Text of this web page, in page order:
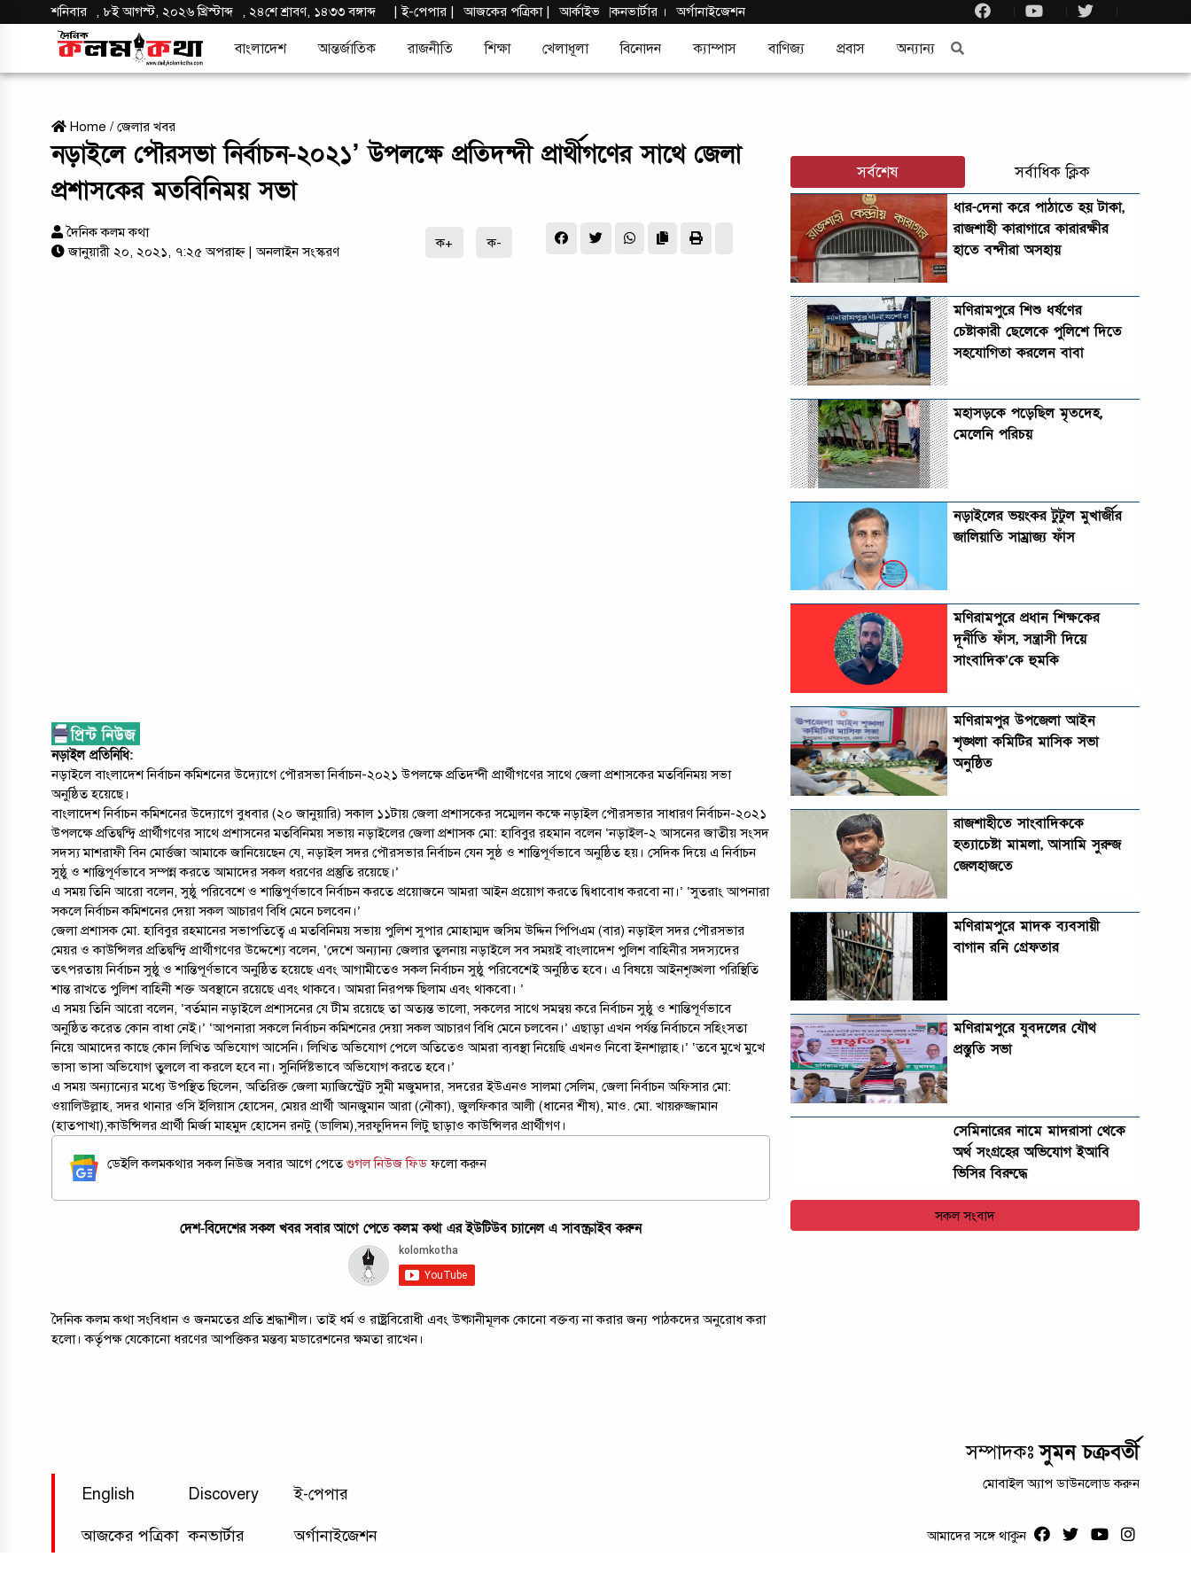
শনিবার , ৮ই আগস্ট, ২০২৬ খ্রিস্টাব্দ ,২৪শে শ্রাবণ, ১৪৩৩ বঙ্গাব্দ |ই-পেপার | আজকের পত্রিকা | আর্কাইভ |কনভার্টার । অর্গানাইজেশন
বাংলাদেশ আন্তর্জাতিক রাজনীতি শিক্ষা খেলাধূলা বিনোদন ক্যাম্পাস বাণিজ্য প্রবাস অন্যান্য
Home /জেলার খবর
নড়াইলে পৌরসভা নির্বাচন-২০২১’ উপলক্ষে প্রতিদন্দী প্রার্থীগণের সাথে জেলা
প্রশাসকের মতবিনিময় সভা
দৈনিক কলম কথা
জানুয়ারী ২০, ২০২১, ৭:২৫ অপরাহ্ন | অনলাইন সংস্করণ
ক+ ক-
নড়াইল প্রতিনিধি:
নড়াইলে বাংলাদেশ নির্বাচন কমিশনের উদ্যোগে পৌরসভা নির্বাচন-২০২১ উপলক্ষে প্রতিদ্ন্দী প্রার্থীগণের সাথে জেলা প্রশাসকের মতবিনিময় সভা
অনুষ্ঠিত হয়েছে।
বাংলাদেশ নির্বাচন কমিশনের উদ্যোগে বুধবার (২০ জানুয়ারি) সকাল ১১টায় জেলা প্রশাসকের সম্মেলন কক্ষে নড়াইল পৌরসভার সাধারণ নির্বাচন-২০২১
উপলক্ষে প্রতিদ্বন্দ্বি প্রার্থীগণের সাথে প্রশাসনের মতবিনিময় সভায় নড়াইলের জেলা প্রশাসক মো: হাবিবুর রহমান বলেন ‘নড়াইল-২ আসনের জাতীয় সংসদ
সদস্য মাশরাফী বিন মোর্ত্তজা আমাকে জানিয়েছেন যে, নড়াইল সদর পৌরসভার নির্বাচন যেন সুষ্ঠ ও শান্তিপূর্ণভাবে অনুষ্ঠিত হয়। সেদিক দিয়ে এ নির্বাচন
সুষ্ঠু ও শান্তিপূর্ণভাবে সম্পন্ন করতে আমাদের সকল ধরণের প্রস্তুতি রয়েছে।’
এ সময় তিনি আরো বলেন, সুষ্ঠু পরিবেশে ও শান্তিপূর্ণভাবে নির্বাচন করতে প্রয়োজনে আমরা আইন প্রয়োগ করতে দ্বিধাবোধ করবো না।’ ‘সুতরাং আপনারা
সকলে নির্বাচন কমিশনের দেয়া সকল আচারণ বিধি মেনে চলবেন।’
জেলা প্রশাসক মো. হাবিবুর রহমানের সভাপতিত্বে এ মতবিনিময় সভায় পুলিশ সুপার মোহাম্মদ জসিম উদ্দিন পিপিএম (বার) নড়াইল সদর পৌরসভার
মেয়র ও কাউন্সিলর প্রতিদ্বন্দ্বি প্রার্থীগণের উদ্দেশ্যে বলেন, ‘দেশে অন্যান্য জেলার তুলনায় নড়াইলে সব সময়ই বাংলাদেশ পুলিশ বাহিনীর সদস্যদের
তৎপরতায় নির্বাচন সুষ্ঠু ও শান্তিপূর্ণভাবে অনুষ্ঠিত হয়েছে এবং আগামীতেও সকল নির্বাচন সুষ্ঠু পরিবেশেই অনুষ্ঠিত হবে। এ বিষয়ে আইনশৃঙ্খলা পরিস্থিতি
শান্ত রাখতে পুলিশ বাহিনী শক্ত অবস্থানে রয়েছে এবং থাকবে। আমরা নিরপক্ষ ছিলাম এবং থাকবো। ’
এ সময় তিনি আরো বলেন, ‘বর্তমান নড়াইলে প্রশাসনের যে টীম রয়েছে তা অত্যন্ত ভালো, সকলের সাথে সমন্বয় করে নির্বাচন সুষ্ঠু ও শান্তিপূর্ণভাবে
অনুষ্ঠিত করেত কোন বাধা নেই।’ ‘আপনারা সকলে নির্বাচন কমিশনের দেয়া সকল আচারণ বিধি মেনে চলবেন।’ এছাড়া এখন পর্যন্ত নির্বাচনে সহিংসতা
নিয়ে আমাদের কাছে কোন লিখিত অভিযোগ আসেনি। লিখিত অভিযোগ পেলে অতিতেও আমরা ব্যবস্থা নিয়েছি এখনও নিবো ইনশাল্লাহ।’ ‘তবে মুখে মুখে
ভাসা ভাসা অভিযোগ তুললে বা করলে হবে না। সুনির্দিষ্টভাবে অভিযোগ করতে হবে।’
এ সময় অন্যান্যের মধ্যে উপস্থিত ছিলেন, অতিরিক্ত জেলা ম্যাজিস্ট্রেট সুমী মজুমদার, সদরের ইউএনও সালমা সেলিম, জেলা নির্বাচন অফিসার মো:
ওয়ালিউল্লাহ, সদর থানার ওসি ইলিয়াস হোসেন, মেয়র প্রার্থী আনজুমান আরা (নৌকা), জুলফিকার আলী (ধানের শীষ), মাও. মো. খায়রুজ্জামান
(হাতপাখা),কাউন্সিলর প্রার্থী মির্জা মাহমুদ হোসেন রনটু (ডালিম),সরফুদিদন লিটু ছাড়াও কাউন্সিলর প্রার্থীগণ।
ডেইলি কলমকথার সকল নিউজ সবার আগে পেতেগুগল নিউজ ফিডফলো করুন
দেশ-বিদেশের সকল খবর সবার আগে পেতে কলম কথা এর ইউটিউব চ্যানেল এ সাবস্ক্রাইব করুন
দৈনিক কলম কথা সংবিধান ও জনমতের প্রতি শ্রদ্ধাশীল। তাই ধর্ম ও রাষ্ট্রবিরোধী এবং উষ্কানীমূলক কোনো বক্তব্য না করার জন্য পাঠকদের অনুরোধ করা
হলো। কর্তৃপক্ষ যেকোনো ধরণের আপত্তিকর মন্তব্য মডারেশনের ক্ষমতা রাখেন।
সর্বশেষ সর্বাধিক ক্লিক
ধার-দেনা করে পাঠাতে হয় টাকা,
রাজশাহী কারাগারে কারারক্ষীর
হাতে বন্দীরা অসহায়
মণিরামপুরে শিশু ধর্ষণের
চেষ্টাকারী ছেলেকে পুলিশে দিতে
সহযোগিতা করলেন বাবা
মহাসড়কে পড়েছিল মৃতদেহ,
মেলেনি পরিচয়
নড়াইলের ভয়ংকর টুটুল মুখার্জীর
জালিয়াতি সাম্রাজ্য ফাঁস
মণিরামপুরে প্রধান শিক্ষকের
দূর্নীতি ফাঁস, সন্ত্রাসী দিয়ে
সাংবাদিক’কে হুমকি
মণিরামপুর উপজেলা আইন
শৃঙ্খলা কমিটির মাসিক সভা
অনুষ্ঠিত‎‎
রাজশাহীতে সাংবাদিককে
হত্যাচেষ্টা মামলা, আসামি সুরুজ
জেলহাজতে
মণিরামপুরে মাদক ব্যবসায়ী
বাগান রনি গ্রেফতার
মণিরামপুরে যুবদলের যৌথ
প্রস্তুতি সভা
সেমিনারের নামে মাদরাসা থেকে
অর্থ সংগ্রহের অভিযোগ ইআবি
ভিসির বিরুদ্ধে
সকল সংবাদ
সম্পাদকঃসুমন চক্রবর্তী
English Discovery ই-পেপার
আজকের পত্রিকা কনভার্টার অর্গানাইজেশন
মোবাইল অ্যাপ ডাউনলোড করুন
আমাদের সঙ্গে থাকুন